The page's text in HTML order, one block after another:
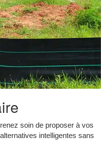
soin de proposer à vos
intelligentes sans